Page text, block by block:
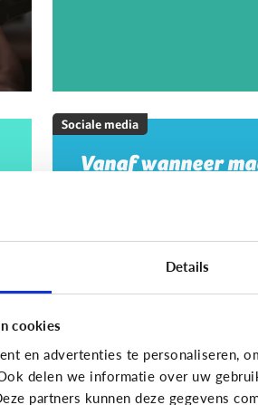
Details
cookies
en advertenties te personaliseren,
delen we informatie over uw
partners kunnen deze gegevens
Sociale media
Vanaf wanneer